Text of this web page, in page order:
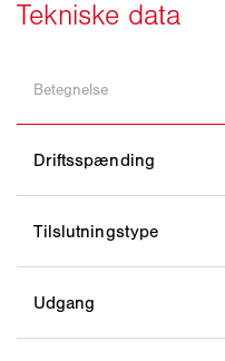
Betegnelse
Driftsspænding
Tilslutningstype
Udgang